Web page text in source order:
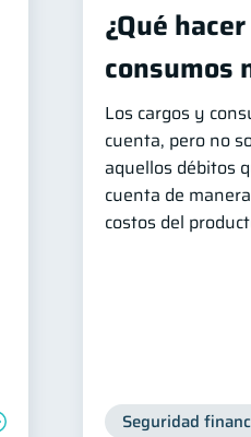
Cuenta Inactiva Inclusión
¿Qué
consumos
Los cargos y
cuenta, pero no
aquellos débitos
cuenta de
costos del
Seguridad